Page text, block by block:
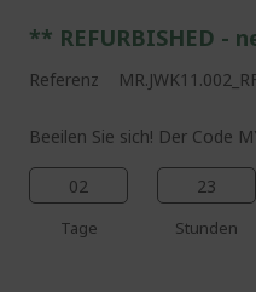
** REFURBISHED -
Referenz
Beeilen Sie sich! Der Code
02
Tage
23
Stunden